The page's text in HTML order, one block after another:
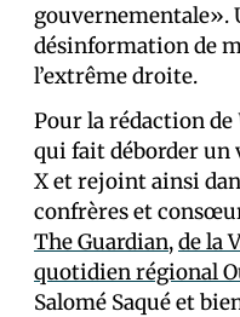
gouvernementale».
désinformation de
l’extrême droite.
Pour la rédaction de
qui fait déborder un
X et rejoint ainsi
confrères et
The Guardian,de la
quotidien régional
Salomé Saqué et